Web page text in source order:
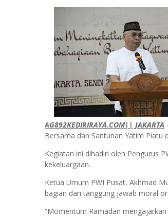
AG892KEDIRIRAYA.COM|| JAKARTA
Bersama dan Santunan Yatim Piatu
Kegiatan ini dihadiri oleh Pengurus
kekeluargaan.
Ketua Umum PWI Pusat, Akhmad
bagian dari tanggung jawab moral
“Momentum Ramadan